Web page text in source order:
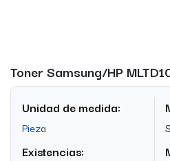
Toner Samsung/HP
Unidad de medida:
Pieza
Existencias: